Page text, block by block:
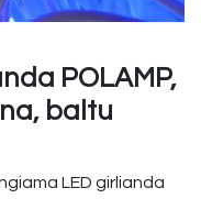
POLAMP,
baltu
LED girlianda